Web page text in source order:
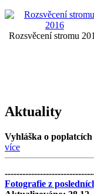
Rozsvěcení stromu
Aktuality
Vyhláška o
více
Fotografie z